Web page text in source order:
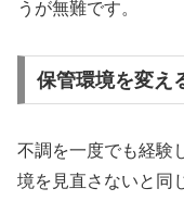
うが無難です。
保管環境を変え
不調を一度でも経験
境を見直さないと同